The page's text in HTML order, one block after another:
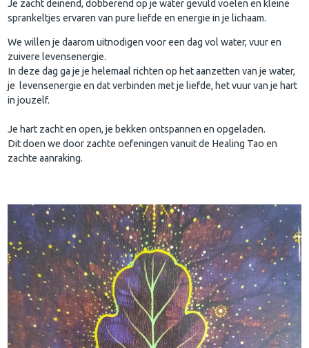
Je zacht deinend, dobberend op je water gevuld voelen en kleine
sprankeltjes ervaren van pure liefde en energie in je lichaam.
We willen je daarom uitnodigen voor een dag vol water, vuur en
zuivere levensenergie.
In deze dag ga je je helemaal richten op het aanzetten van je water,
je levensenergie en dat verbinden met je liefde, het vuur van je hart
in jouzelf.
Je hart zacht en open, je bekken ontspannen en opgeladen.
Dit doen we door zachte oefeningen vanuit de Healing Tao en
zachte aanraking.